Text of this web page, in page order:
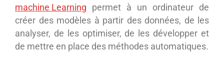
machine Learning permet à un ordinateur de
créer des modèles à partir des données, de les
analyser, de les optimiser, de les développer et
de mettre en place des méthodes automatiques.